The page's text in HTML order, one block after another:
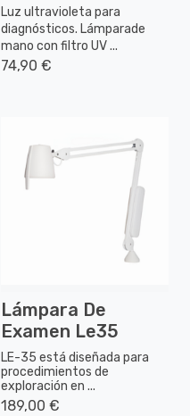
Luz ultravioleta para
diagnósticos. Lámparade
mano con filtro UV ...
74,90 €
Lámpara De
Examen Le35
LE-35 está diseñada para
procedimientos de
exploración en ...
189,00 €